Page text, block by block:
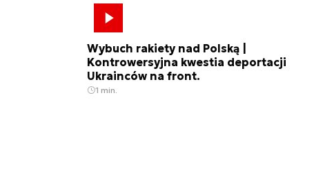
Wybuch rakiety nad Polską |
Kontrowersyjna kwestia deportacji
Ukrainców na front.
1 min.